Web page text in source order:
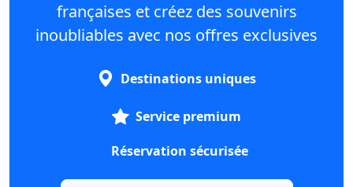
françaises et créez des souvenirs
inoubliables avec nos offres exclusives
Destinations uniques
Service premium
Réservation sécurisée